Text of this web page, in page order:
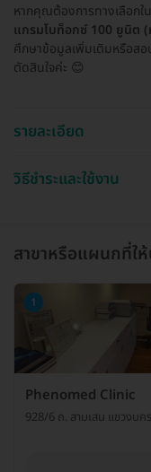
หากคุณต้องการทางเลือกใ
แกรมโบท็อกซ์ 100 ยูนิต (
ศึกษาข้อมูลเพิ่มเติมหรือส
ตัดสินใจค่ะ 😊
รายละเอียด
วิธีชำระและใช้งาน
สาขาหรือแผนกที่ใ
1
Phenomed Clinic
928/6 ถ. สามเสน แขวงน